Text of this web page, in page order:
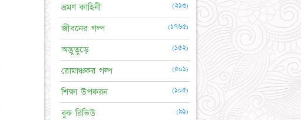
ভ্রমণ কাহিনী (২১৩)
জীবনের গল্প (১৭৬৫)
অদ্ভুতুড়ে (১৫২)
রোমাঞ্চকর গল্প (৫০১)
শিক্ষা উপকরন (১০৫)
বুক রিভিউ (৯১)